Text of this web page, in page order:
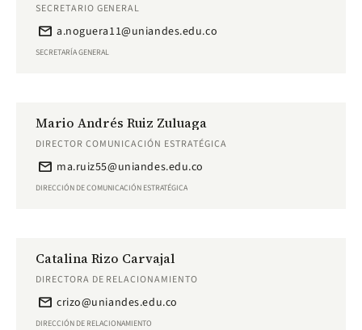
SECRETARIO GENERAL
email a.noguera11@uniandes.edu.co
SECRETARÍA GENERAL
Mario Andrés Ruiz Zuluaga
DIRECTOR COMUNICACIÓN ESTRATÉGICA
email ma.ruiz55@uniandes.edu.co
DIRECCIÓN DE COMUNICACIÓN ESTRATÉGICA
Catalina Rizo Carvajal
DIRECTORA DE RELACIONAMIENTO
email crizo@uniandes.edu.co
DIRECCIÓN DE RELACIONAMIENTO